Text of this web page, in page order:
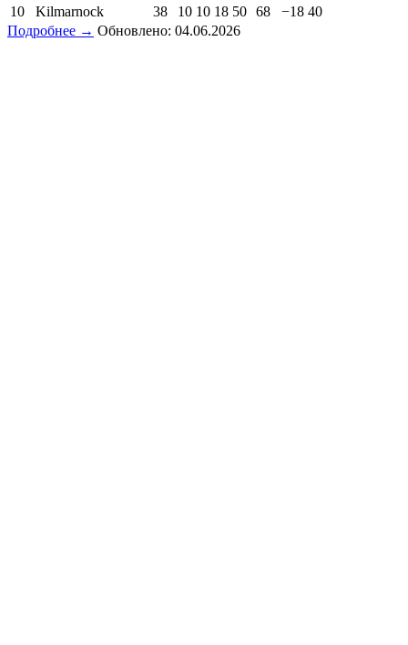
10
Kilmarnock 38 10 10 18 50 68 −18 40
Подробнее → Обновлено: 04.06.2026